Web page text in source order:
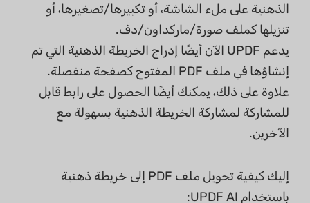
الذهنية على ملء الشاشة، أو تكبيرها/تصغيرها، أو
تنزيلها كملف صورة/ماركداون/دف.
يدعم UPDF الآن أيضًا إدراج الخريطة الذهنية التي تم
إنشاؤها في ملف PDF المفتوح كصفحة منفصلة.
علاوة على ذلك، يمكنك أيضًا الحصول على رابط قابل
للمشاركة لمشاركة الخريطة الذهنية بسهولة مع
الآخرين.
إليك كيفية تحويل ملف PDF إلى خريطة ذهنية
باستخدام UPDF AI: